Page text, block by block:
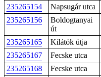
235265154
Napsugár utca
235265156
Boldogtanyai
út
235265165 Kilátók útja
235265167
Fecske utca
235265168
Fecske utca